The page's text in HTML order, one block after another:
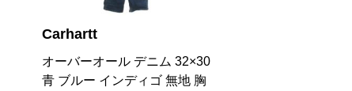
Carhartt
BIB OVERALL ビブ オーバー
オール コットンダック つなぎ